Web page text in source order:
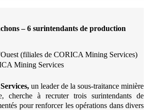
– 6 surintendants de production
(filiales de CORICA Mining Services)
Mining Services
un leader de la sous-traitance minière
cherche à recruter trois surintendants de
pour renforcer les opérations dans divers